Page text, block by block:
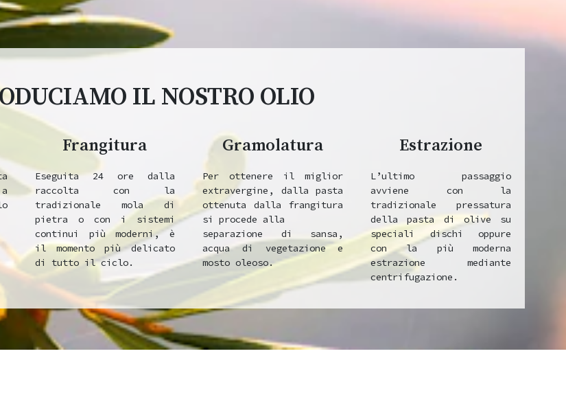
IL NOSTRO OLIO
Frangitura
Eseguita 24 ore dalla
raccolta con la
tradizionale mola di
pietra o con i sistemi
continui più moderni, è
il momento più delicato
di tutto il ciclo.
Gramolatura
Per ottenere il miglior
extravergine, dalla pasta
ottenuta dalla frangitura
si procede alla
separazione di sansa,
acqua di vegetazione e
mosto oleoso.
Estrazione
L’ultimo passaggio
avviene con la
tradizionale pressatura
della pasta di olive su
speciali dischi oppure
con la più moderna
estrazione mediante
centrifugazione.